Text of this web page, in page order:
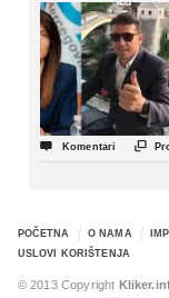
 Komentari 
POČETNA O NAMA
USLOVI KORIŠTENJA
© 2013 Copyright